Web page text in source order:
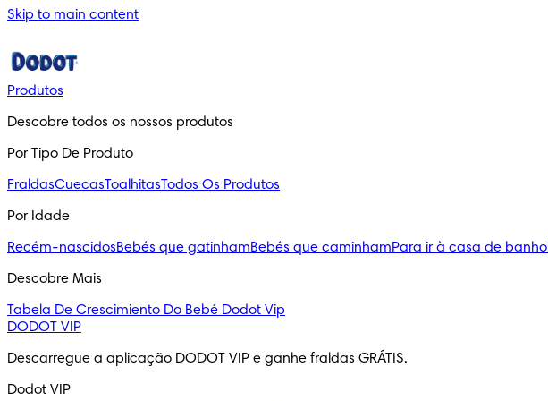
Skip to main content
Produtos
Descobre todos os nossos produtos
Por Tipo De Produto
FraldasCuecasToalhitasTodos Os Produtos
Por Idade
Recém-nascidosBebés que gatinhamBebés que caminhamPara ir à casa de banho
Descobre Mais
Tabela De Crescimiento Do Bebé Dodot Vip
DODOT VIP
Descarregue a aplicação DODOT VIP e ganhe fraldas GRÁTIS.
Dodot VIP